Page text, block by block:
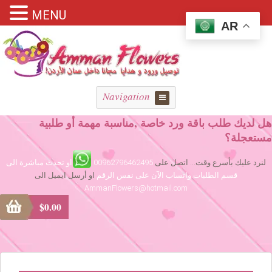
Navigation
هل لديك طلب باقة ورد خاصة ,مناسبة مهمة أو طلبية
مستعجلة؟
لنرد عليك بأسرع وقت... اتصل على 00962796462495
او تحدث مباشرة الى
قسم الطلبات واتساب الآن على نفس الرقم او أرسل ايميل الى
AmmanFlowers@hotmail.com
$0.00
AR
MENU